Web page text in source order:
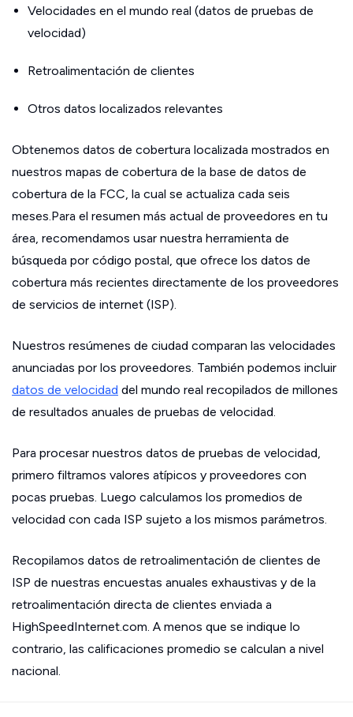
Velocidades en el mundo real (datos de pruebas de
velocidad)
Retroalimentación de clientes
Otros datos localizados relevantes
Obtenemos datos de cobertura localizada mostrados en
nuestros mapas de cobertura de la base de datos de
cobertura de la FCC, la cual se actualiza cada seis
meses.Para el resumen más actual de proveedores en tu
área, recomendamos usar nuestra herramienta de
búsqueda por código postal, que ofrece los datos de
cobertura más recientes directamente de los proveedores
de servicios de internet (ISP).
Nuestros resúmenes de ciudad comparan las velocidades
anunciadas por los proveedores. También podemos incluir
datos de velocidad del mundo real recopilados de millones
de resultados anuales de pruebas de velocidad.
Para procesar nuestros datos de pruebas de velocidad,
primero filtramos valores atípicos y proveedores con
pocas pruebas. Luego calculamos los promedios de
velocidad con cada ISP sujeto a los mismos parámetros.
Recopilamos datos de retroalimentación de clientes de
ISP de nuestras encuestas anuales exhaustivas y de la
retroalimentación directa de clientes enviada a
HighSpeedInternet.com. A menos que se indique lo
contrario, las calificaciones promedio se calculan a nivel
nacional.